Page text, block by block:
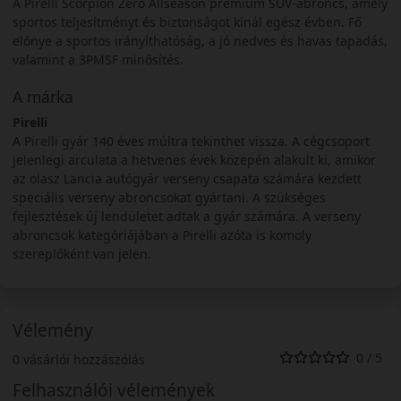
sportos teljesítményt és biztonságot kínál egész évben. Fő
előnye a sportos irányíthatóság, a jó nedves és havas tapadás,
valamint a 3PMSF minősítés.
A márka
Pirelli
A Pirelli gyár 140 éves múltra tekinthet vissza. A cégcsoport
jelenlegi arculata a hetvenes évek közepén alakult ki, amikor
az olasz Lancia autógyár verseny csapata számára kezdett
speciális verseny abroncsokat gyártani. A szükséges
fejlesztések új lendületet adtak a gyár számára. A verseny
abroncsok kategóriájában a Pirelli azóta is komoly
szereplőként van jelen.
Vélemény
0 vásárlói hozzászólás 0 / 5
Felhasználói vélemények